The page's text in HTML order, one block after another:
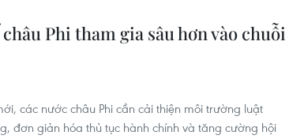
Phi tham gia sâu hơn vào chuỗi
các nước châu Phi cần cải thiện môi trường luật
đơn giản hóa thủ tục hành chính và tăng cường hội